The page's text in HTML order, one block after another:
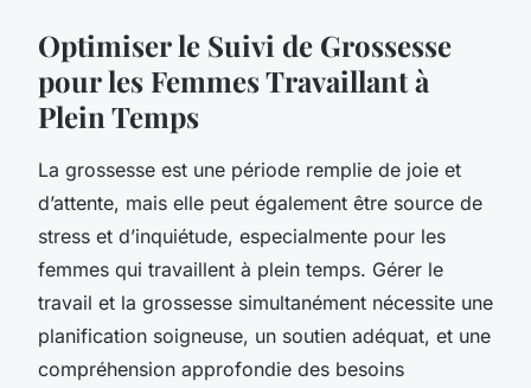
Optimiser le Suivi de Grossesse
pour les Femmes Travaillant à
Plein Temps
La grossesse est une période remplie de joie et
d’attente, mais elle peut également être source de
stress et d’inquiétude, especialmente pour les
femmes qui travaillent à plein temps. Gérer le
travail et la grossesse simultanément nécessite une
planification soigneuse, un soutien adéquat, et une
compréhension approfondie des besoins